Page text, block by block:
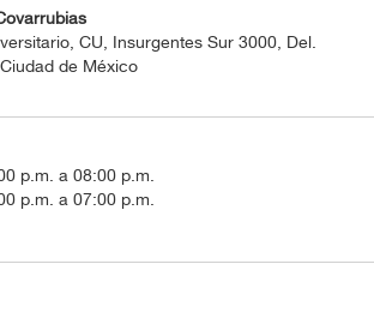
CU, Insurgentes Sur 3000, Del.
de México
p.m. a 08:00 p.m.
p.m. a 07:00 p.m.